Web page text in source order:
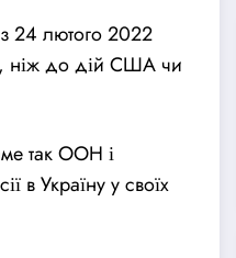
24 лютого 2022
ніж до дій США чи
так ООН і
в Україну у своїх